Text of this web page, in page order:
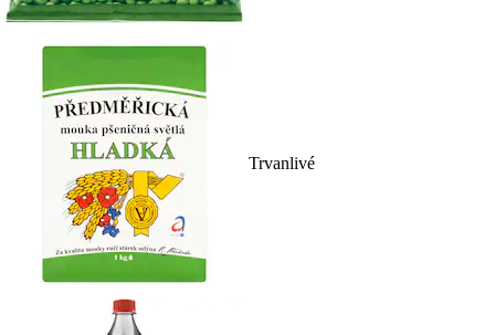
Trvanlivé